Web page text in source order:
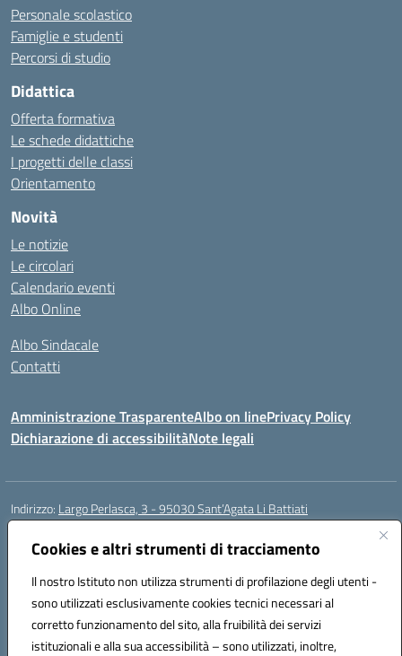
Cookies e altri strumenti di tracciamento
Il nostro Istituto non utilizza strumenti di profilazione degli utenti -
sono utilizzati esclusivamente cookies tecnici necessari al
corretto funzionamento del sito, alla fruibilità dei servizi
istituzionali e alla sua accessibilità – sono utilizzati, inoltre,
Personale scolastico
Famiglie e studenti
Percorsi di studio
Didattica
Offerta formativa
Le schede didattiche
I progetti delle classi
Orientamento
Novità
Le notizie
Le circolari
Calendario eventi
Albo Online
Albo Sindacale
Contatti
Amministrazione TrasparenteAlbo on linePrivacy Policy
Dichiarazione di accessibilitàNote legali
Indirizzo: Largo Perlasca, 3 - 95030 Sant’Agata Li Battiati
Centralino:
ctic8bl002@istruzione.it
Posta elettronica certificata (PEC):ctic8bl002@pec.istruzione.it
Codice fiscale: 93253680875
Codice meccanografico:CTIC8BL002
Codice Indice delle Pubbliche Amministrazioni (IPA): 7UKG69R2
Codice unico di fatturazione (CUF): F8M4AH